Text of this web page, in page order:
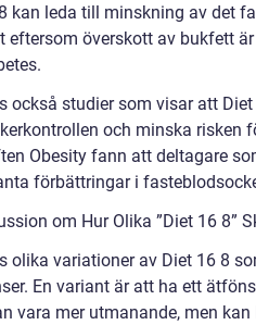
kan leda till minskning av det
eftersom överskott av bukfett
också studier som visar att
och minska risken
Obesity fann att deltagare
förbättringar i
om Hur Olika ”Diet 16 8”
olika variationer av Diet 16 8
En variant är att ha ett
vara mer utmanande, men